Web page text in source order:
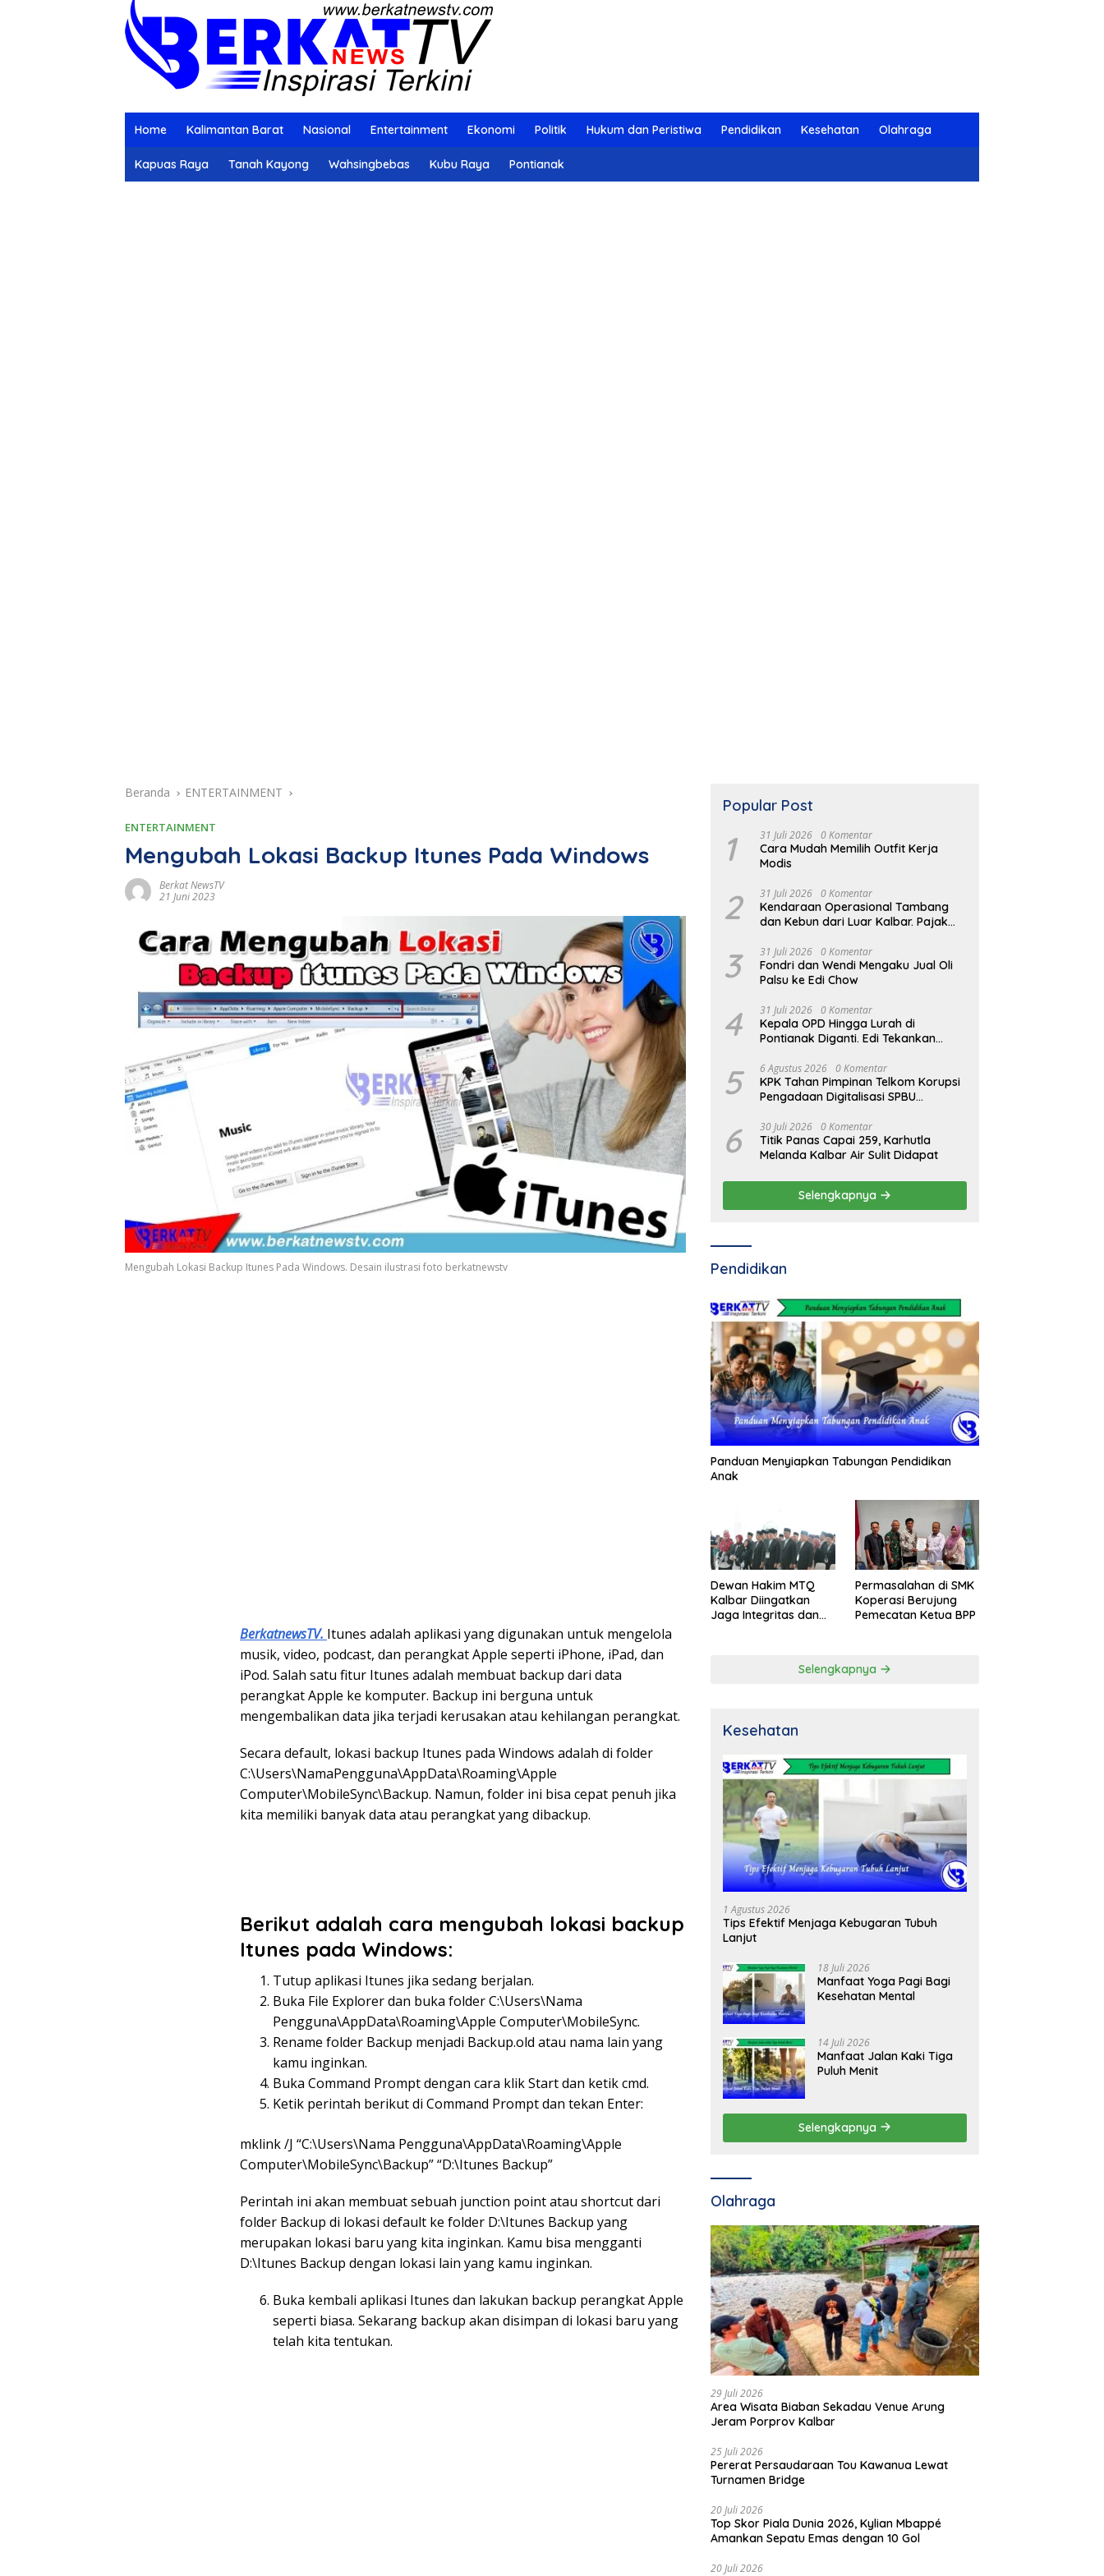
Home Kalimantan Barat Nasional Entertainment Ekonomi Politik Hukum dan Peristiwa Pendidikan Kesehatan Olahraga
Kapuas Raya Tanah Kayong Wahsingbebas Kubu Raya Pontianak
Beranda ENTERTAINMENT
ENTERTAINMENT
Mengubah Lokasi Backup Itunes Pada Windows
Berkat NewsTV
21 Juni 2023
Mengubah Lokasi Backup Itunes Pada Windows. Desain ilustrasi foto berkatnewstv
BerkatnewsTV. Itunes adalah aplikasi yang digunakan untuk mengelola
musik, video, podcast, dan perangkat Apple seperti iPhone, iPad, dan
iPod. Salah satu fitur Itunes adalah membuat backup dari data
perangkat Apple ke komputer. Backup ini berguna untuk
mengembalikan data jika terjadi kerusakan atau kehilangan perangkat.
Secara default, lokasi backup Itunes pada Windows adalah di folder
C:\Users\NamaPengguna\AppData\Roaming\Apple
Computer\MobileSync\Backup. Namun, folder ini bisa cepat penuh jika
kita memiliki banyak data atau perangkat yang dibackup.
Berikut adalah cara mengubah lokasi backup
Itunes pada Windows:
Tutup aplikasi Itunes jika sedang berjalan.
Buka File Explorer dan buka folder C:\Users\Nama
Pengguna\AppData\Roaming\Apple Computer\MobileSync.
Rename folder Backup menjadi Backup.old atau nama lain yang
kamu inginkan.
Buka Command Prompt dengan cara klik Start dan ketik cmd.
Ketik perintah berikut di Command Prompt dan tekan Enter:
mklink /J “C:\Users\Nama Pengguna\AppData\Roaming\Apple
Computer\MobileSync\Backup” “D:\Itunes Backup”
Perintah ini akan membuat sebuah junction point atau shortcut dari
folder Backup di lokasi default ke folder D:\Itunes Backup yang
merupakan lokasi baru yang kita inginkan. Kamu bisa mengganti
D:\Itunes Backup dengan lokasi lain yang kamu inginkan.
Buka kembali aplikasi Itunes dan lakukan backup perangkat Apple
seperti biasa. Sekarang backup akan disimpan di lokasi baru yang
telah kita tentukan.
Popular Post
1 31 Juli 2026 0 Komentar
Cara Mudah Memilih Outfit Kerja
Modis
2 31 Juli 2026 0 Komentar
Kendaraan Operasional Tambang
dan Kebun dari Luar Kalbar. Pajak
3 31 Juli 2026 0 Komentar
Fondri dan Wendi Mengaku Jual Oli
Palsu ke Edi Chow
4 31 Juli 2026 0 Komentar
Kepala OPD Hingga Lurah di
Pontianak Diganti. Edi Tekankan
5 6 Agustus 2026 0 Komentar
KPK Tahan Pimpinan Telkom Korupsi
Pengadaan Digitalisasi SPBU
6 30 Juli 2026 0 Komentar
Titik Panas Capai 259, Karhutla
Melanda Kalbar Air Sulit Didapat
Selengkapnya
Pendidikan
Panduan Menyiapkan Tabungan Pendidikan
Anak
Dewan Hakim MTQ
Kalbar Diingatkan
Jaga Integritas dan
Permasalahan di SMK
Koperasi Berujung
Pemecatan Ketua BPP
Selengkapnya
Kesehatan
1 Agustus 2026
Tips Efektif Menjaga Kebugaran Tubuh
Lanjut
18 Juli 2026
Manfaat Yoga Pagi Bagi
Kesehatan Mental
14 Juli 2026
Manfaat Jalan Kaki Tiga
Puluh Menit
Selengkapnya
Olahraga
29 Juli 2026
Area Wisata Biaban Sekadau Venue Arung
Jeram Porprov Kalbar
25 Juli 2026
Pererat Persaudaraan Tou Kawanua Lewat
Turnamen Bridge
20 Juli 2026
Top Skor Piala Dunia 2026, Kylian Mbappé
Amankan Sepatu Emas dengan 10 Gol
20 Juli 2026